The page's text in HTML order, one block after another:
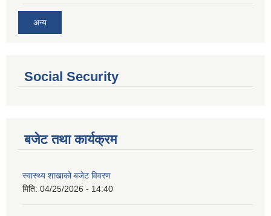
अन्य
Social Security
बजेट तथा कार्यक्रम
स्वास्थ्य शाखाको बजेट विवरण
मिति: 04/25/2026 - 14:40